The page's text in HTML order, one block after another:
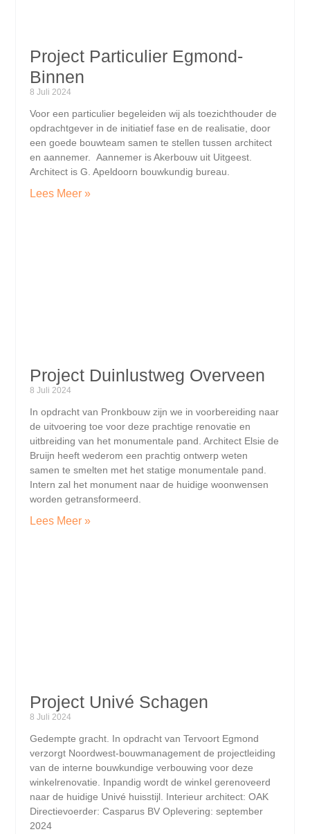
Project Particulier Egmond-
Binnen
8 Juli 2024
Voor een particulier begeleiden wij als toezichthouder de
opdrachtgever in de initiatief fase en de realisatie, door
een goede bouwteam samen te stellen tussen architect
en aannemer. Aannemer is Akerbouw uit Uitgeest.
Architect is G. Apeldoorn bouwkundig bureau.
Lees Meer »
Project Duinlustweg Overveen
8 Juli 2024
In opdracht van Pronkbouw zijn we in voorbereiding naar
de uitvoering toe voor deze prachtige renovatie en
uitbreiding van het monumentale pand. Architect Elsie de
Bruijn heeft wederom een prachtig ontwerp weten
samen te smelten met het statige monumentale pand.
Intern zal het monument naar de huidige woonwensen
worden getransformeerd.
Lees Meer »
Project Univé Schagen
8 Juli 2024
Gedempte gracht. In opdracht van Tervoort Egmond
verzorgt Noordwest-bouwmanagement de projectleiding
van de interne bouwkundige verbouwing voor deze
winkelrenovatie. Inpandig wordt de winkel gerenoveerd
naar de huidige Univé huisstijl. Interieur architect: OAK
Directievoerder: Casparus BV Oplevering: september
2024